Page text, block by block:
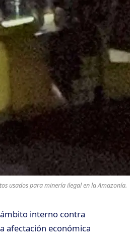
usados para minería ilegal en la Amazonía.
interno contra
afectación económica